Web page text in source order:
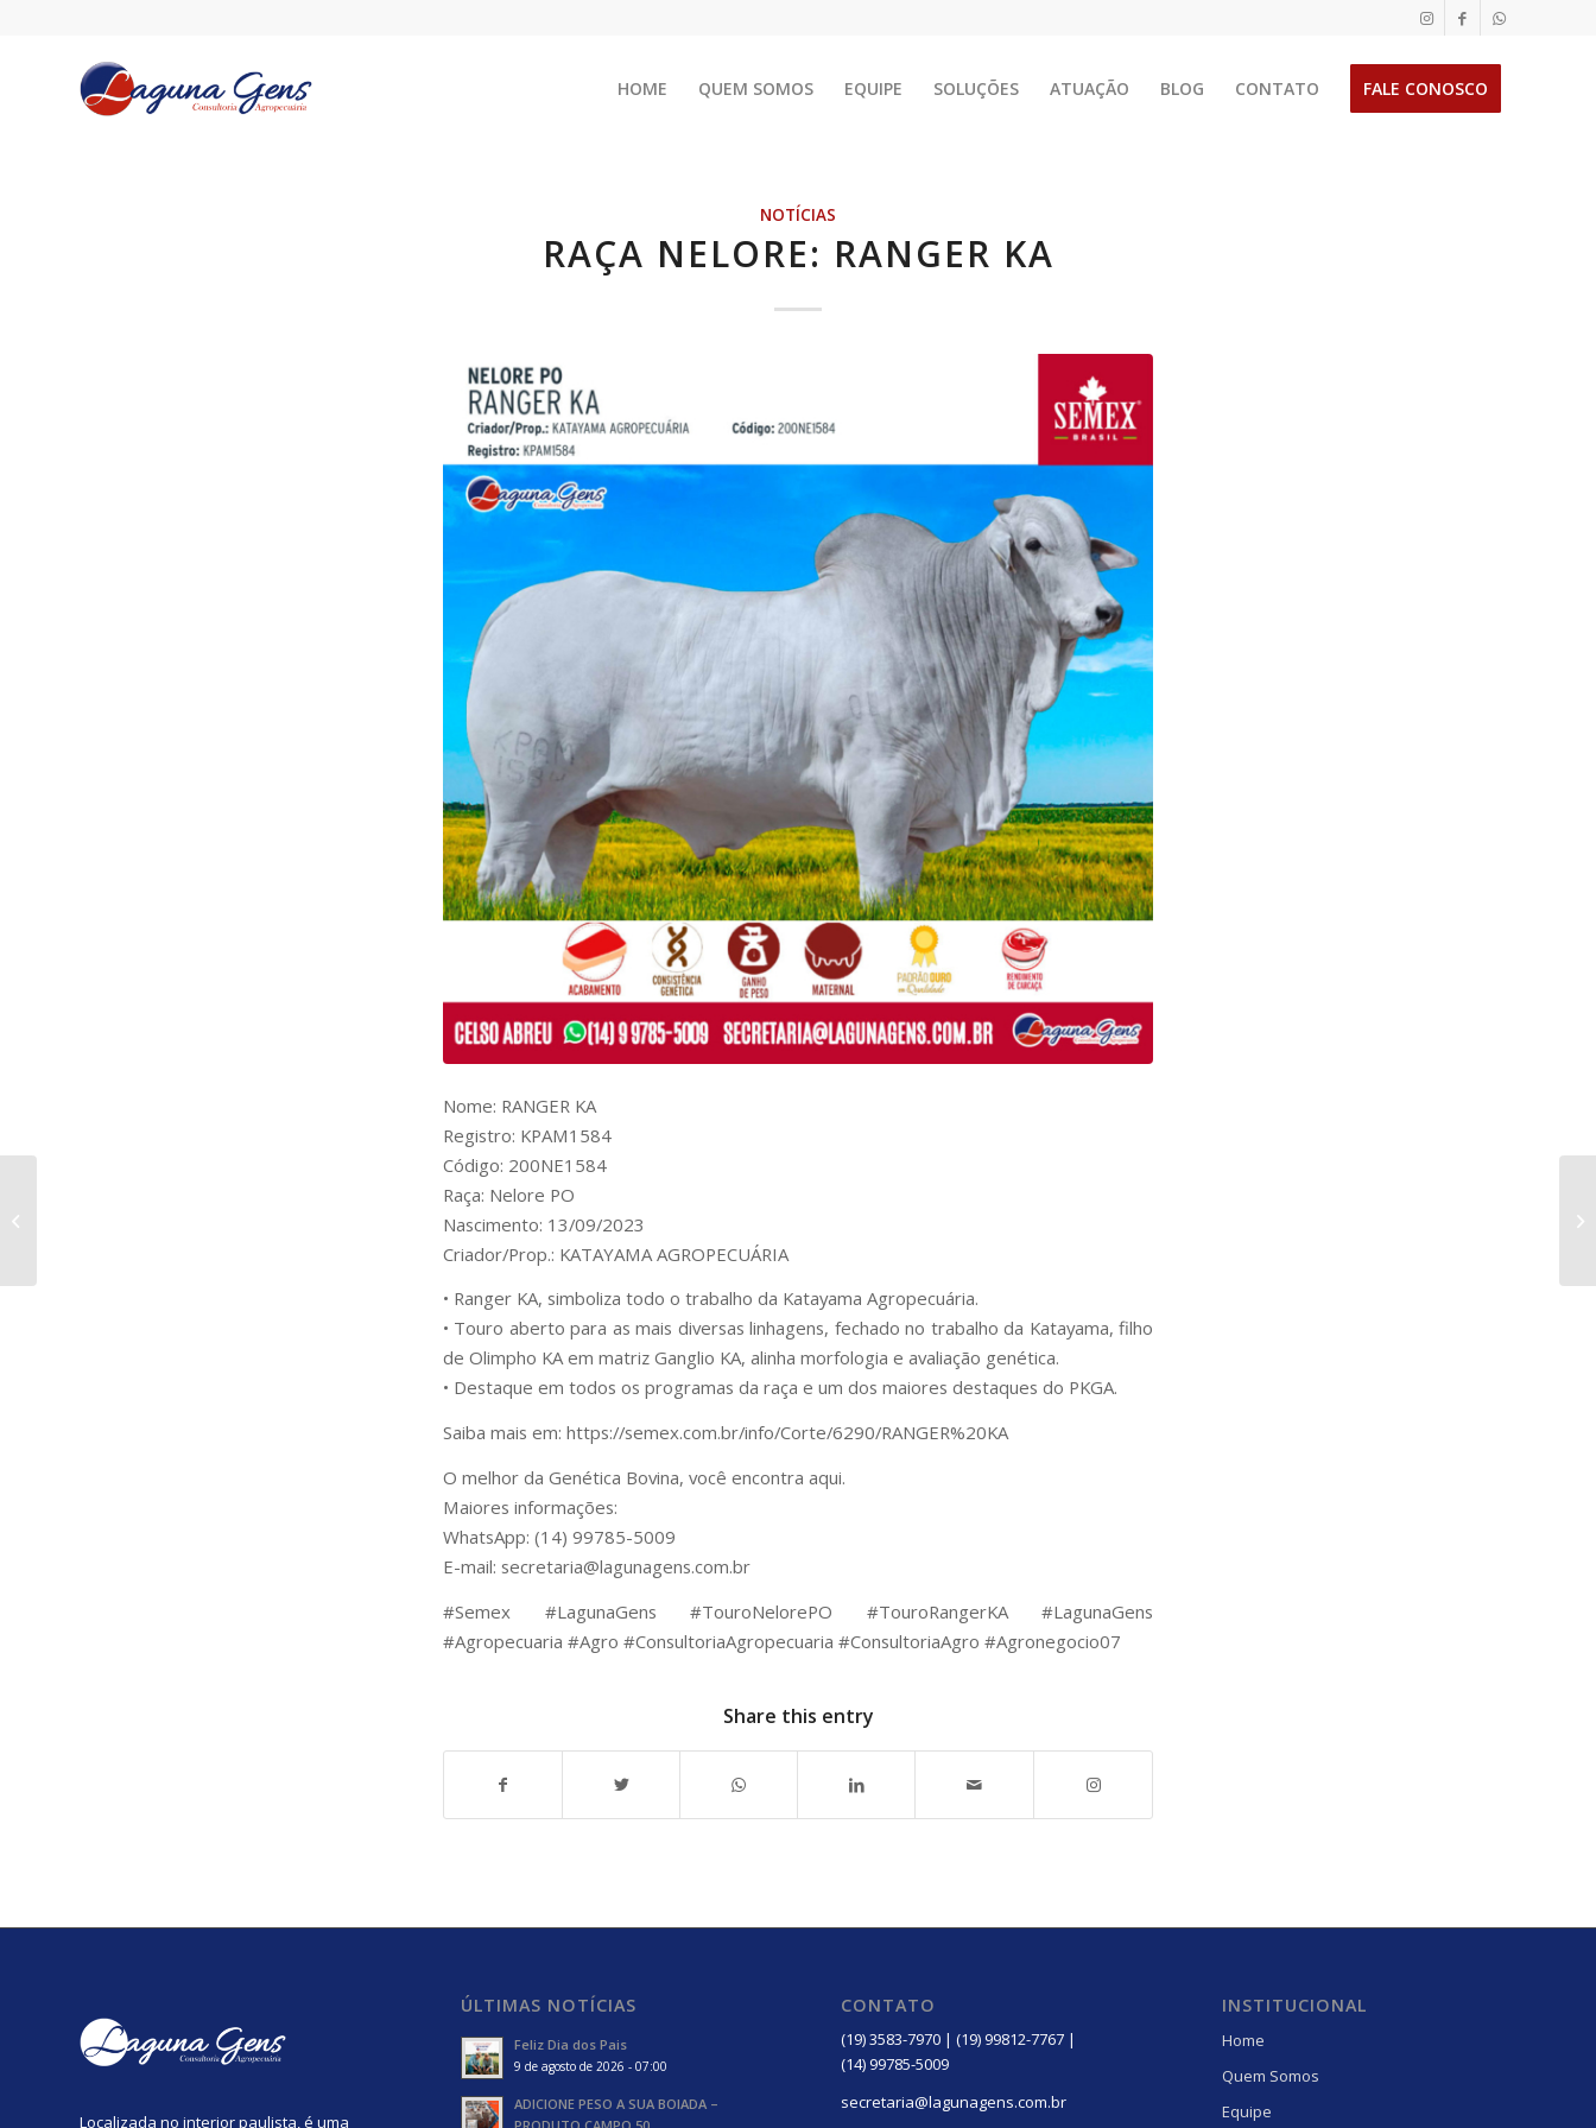
HOME QUEM SOMOS EQUIPE SOLUÇÕES ATUAÇÃO BLOG CONTATO FALE CONOSCO
NOTÍCIAS
RAÇA NELORE: RANGER KA
Nome: RANGER KA
Registro: KPAM1584
Código: 200NE1584
Raça: Nelore PO
Nascimento: 13/09/2023
Criador/Prop.: KATAYAMA AGROPECUÁRIA
• Ranger KA, simboliza todo o trabalho da Katayama Agropecuária.
• Touro aberto para as mais diversas linhagens, fechado no trabalho da Katayama, filho
de Olimpho KA em matriz Ganglio KA, alinha morfologia e avaliação genética.
• Destaque em todos os programas da raça e um dos maiores destaques do PKGA.
Saiba mais em: https://semex.com.br/info/Corte/6290/RANGER%20KA
O melhor da Genética Bovina, você encontra aqui.
Maiores informações:
WhatsApp: (14) 99785-5009
E-mail: secretaria@lagunagens.com.br
#Semex #LagunaGens #TouroNelorePO #TouroRangerKA #LagunaGens
#Agropecuaria #Agro #ConsultoriaAgropecuaria #ConsultoriaAgro #Agronegocio07
Share this entry
Localizada no interior paulista, é uma
ÚLTIMAS NOTÍCIAS
Feliz Dia dos Pais
9 de agosto de 2026 - 07:00
ADICIONE PESO A SUA BOIADA –
CONTATO
(19) 3583-7970 | (19) 99812-7767 |
(14) 99785-5009
secretaria@lagunagens.com.br
INSTITUCIONAL
Home
Quem Somos
Equipe